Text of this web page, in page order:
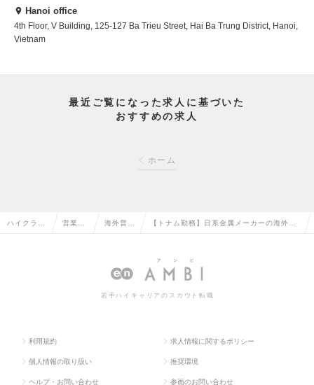
Hanoi office
4th Floor, V Building, 125-127 Ba Trieu Street, Hai Ba Trung District, Hanoi,
Vietnam
最近ご覧になった求人に基づいた
おすすめの求人
ホーム
ハイクラス 営業系 海外営業 【トナム勤務】日系金属メーカーの海外営
若手ハイキャリアのスカウト転職
利用規約 求人情報に関するポリシー
個人情報の取り扱い 推奨環境
ヘルプ・お問い合わせ 参画のお問い合わせ